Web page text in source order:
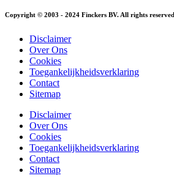
Copyright © 2003 - 2024 Finckers BV. All rights reserved
Disclaimer
Over Ons
Cookies
Toegankelijkheidsverklaring
Contact
Sitemap
Disclaimer
Over Ons
Cookies
Toegankelijkheidsverklaring
Contact
Sitemap